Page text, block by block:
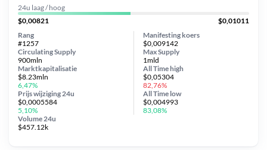
24u laag / hoog
$0,00821
$0,01011
Manifesting koers
$0,009142
Circulating Supply
900mln
Prijs wijziging 24u
$0,0005584
5,10%
Max Supply
1mld
Marktkapitalisatie
$8.23mln
6,47%
Volume 24u
$457.12k
Rang
#1257
All Timehigh
$0,05304
82,76%
All Time low
$0,004993
83,08%